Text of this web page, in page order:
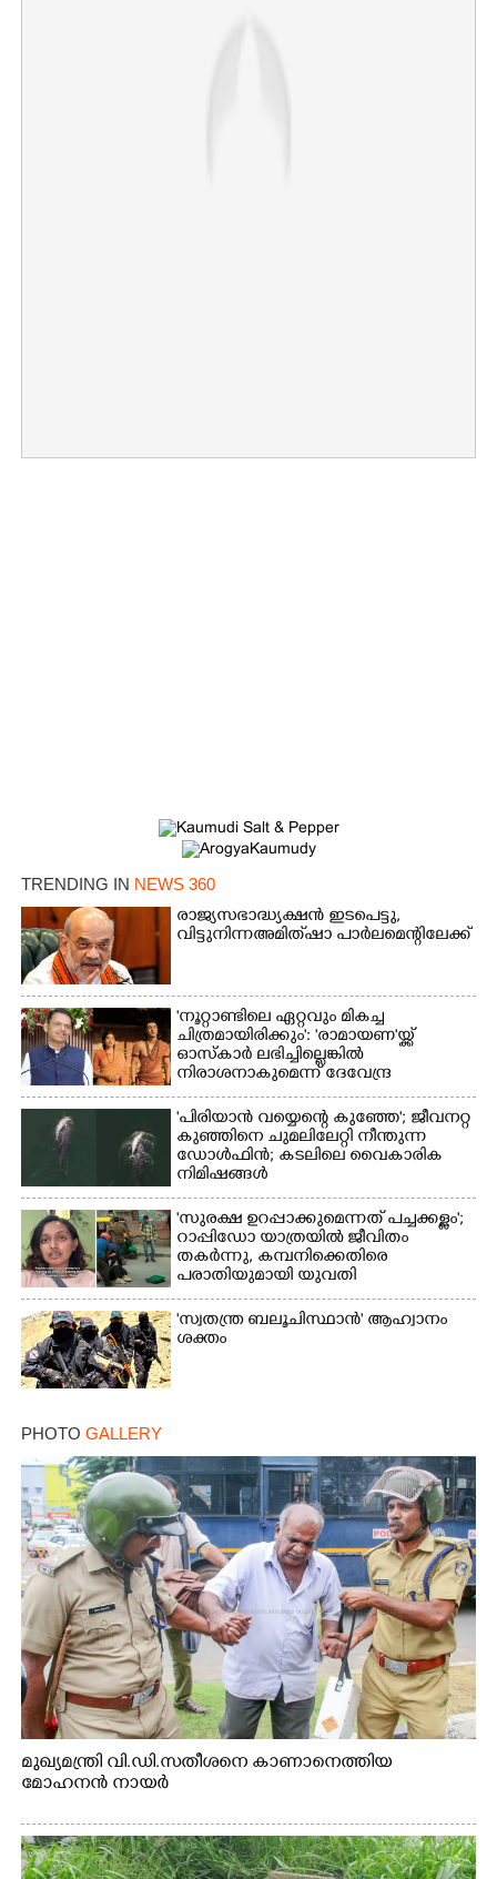
TRENDING IN NEWS 360
രാജ്യസഭാദ്ധ്യക്ഷൻ ഇടപെട്ടു,
വിട്ടുനിന്ന അമിത് ഷാ പാർലമെന്റിലേക്ക്
'നൂറ്റാണ്ടിലെ ഏറ്റവും മികച്ച
ചിത്രമായിരിക്കും': 'രാമായണ'യ്ക്ക്
ഓസ്കാ‌ർ ലഭിച്ചില്ലെങ്കിൽ
നിരാശനാകുമെന്ന് ദേവേന്ദ്ര
ഫഡ്നാവിസ്
'പിരിയാൻ വയ്യെന്റെ കുഞ്ഞേ'; ജീവനറ്റ
കുഞ്ഞിനെ ചുമലിലേറ്റി നീന്തുന്ന
ഡോൾഫിൻ; കടലിലെ വൈകാരിക
നിമിഷങ്ങൾ
'സുരക്ഷ ഉറപ്പാക്കുമെന്നത് പച്ചക്കള്ളം';
റാപ്പിഡോ യാത്രയിൽ ജീവിതം
തകർന്നു, കമ്പനിക്കെതിരെ
പരാതിയുമായി യുവതി
'സ്വതന്ത്ര ബലൂചിസ്ഥാൻ' ആഹ്വാനം
ശക്തം
PHOTO GALLERY
മുഖ്യമന്ത്രി വി.ഡി.സതീശനെ കാണാനെത്തിയ
മോഹനൻ നായർ